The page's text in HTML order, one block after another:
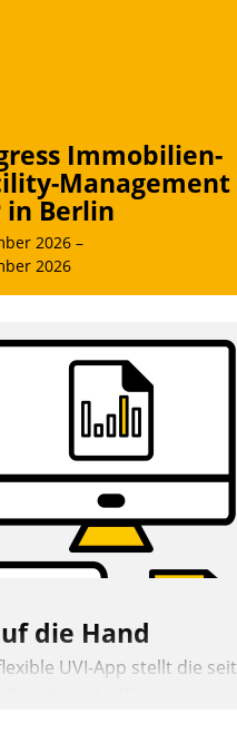
Immobilien-
Management
in Berlin
2026 –
2026
die Hand
UVI-App stellt die seit